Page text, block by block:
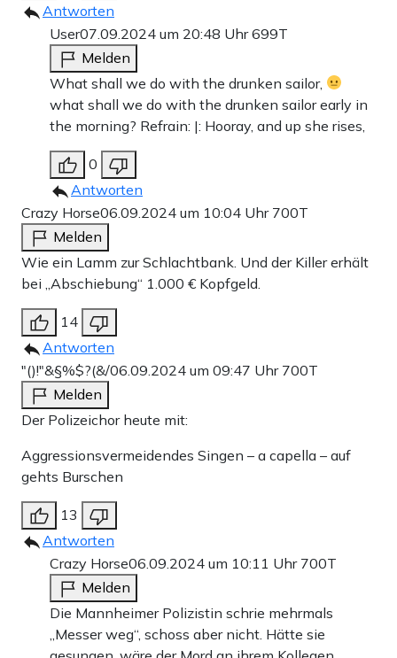
Antworten
User07.09.2024 um 20:48 Uhr699T
Melden
What shall we do with the drunken sailor,
what shall we do with the drunken sailor early in
the morning? Refrain: |: Hooray, and up she rises,
0
Antworten
Crazy Horse06.09.2024 um 10:04 Uhr 700T
Melden
Wie ein Lamm zur Schlachtbank. Und der Killer erhält
bei „Abschiebung“ 1.000 € Kopfgeld.
14
Antworten
"()!"&§%$?(&/06.09.2024 um 09:47 Uhr 700T
Melden
Der Polizeichor heute mit:
Aggressionsvermeidendes Singen – a capella – auf
gehts Burschen
13
Antworten
Crazy Horse06.09.2024 um 10:11 Uhr 700T
Melden
Die Mannheimer Polizistin schrie mehrmals
„Messer weg“, schoss aber nicht. Hätte sie